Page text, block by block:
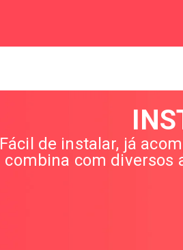
Fácil de instalar, já
combina com diversos